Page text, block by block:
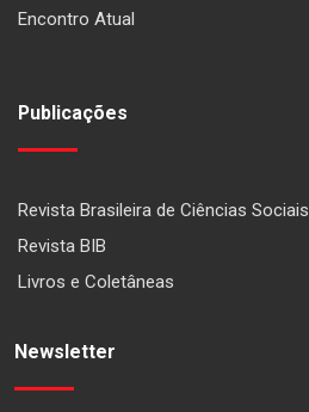
Encontro Atual
Publicações
Revista Brasileira de Ciências Sociais
Revista BIB
Livros e Coletâneas
Newsletter